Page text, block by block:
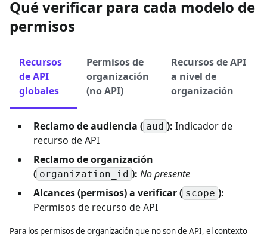
Qué verificar para cada modelo de
permisos
Recursos
de API
globales
Permisos de
organización
(no API)
Recursos de API
a nivel de
organización
Reclamo de audiencia ( aud ): Indicador de
recurso de API
Reclamo de organización
( organization_id ): No presente
Alcances (permisos) a verificar ( scope ):
Permisos de recurso de API
Para los permisos de organización que no son de API, el contexto